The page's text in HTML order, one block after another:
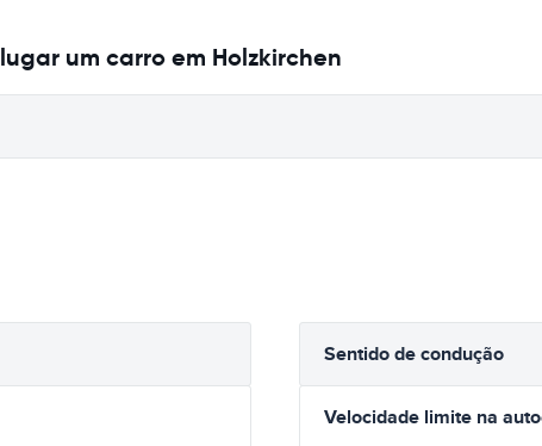
um carro em Holzkirchen
Sentido de condução
Velocidade limite na